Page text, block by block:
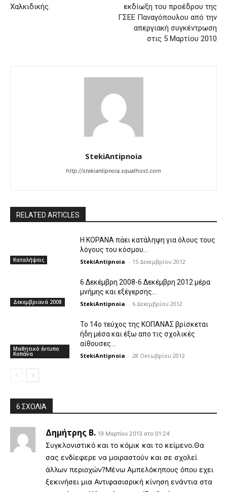
Χαλκιδικής.
εκδίωξη του προέδρου της
ΓΣΕΕ Παναγόπουλου από την
απεργιακή συγκέντρωση
στις 5 Μαρτίου 2010
StekiAntipnoia
http://stekiantipnoia.squathost.com
RELATED ARTICLES
Καταλήψεις
Η KOPANA πάει κατάληψη για όλους τους
λόγους του κόσμου…
StekiAntipnoia - 15 Δεκεμβρίου 2012
Δεκεμβριανά 2008
6 Δεκέμβρη 2008-6 Δεκέμβρη 2012 μέρα
μνήμης και εξέγερσης…
StekiAntipnoia - 6 Δεκεμβρίου 2012
Μαθητικό έντυπο
Κοπάνα
Το 14ο τεύχος της ΚΟΠΑΝΑΣ βρίσκεται
ήδη μέσα και έξω απο τις σχολικές
αίθουσες…
StekiAntipnoia - 28 Οκτωβρίου 2012
6 ΣΧΟΛΙΑ
Δημήτρης Β. 19 Μαρτίου 2013 στο 01:24
Συγκλονιστικό και το κόμικ και το κείμενο.Θα
σας ενδίεφερε να μοιραστούν και σε σχολεί
άλλων περιοχών?Μένω Αμπελόκηπους όπου εχει
ξεκινήσει μια Αντιφασισρική κίνηση ενάντια στα